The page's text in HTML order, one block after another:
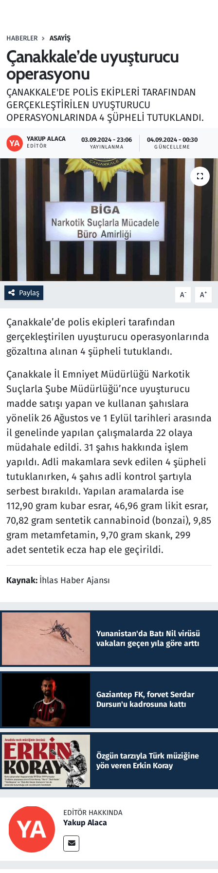
HABERLER ASAYIŞ
Çanakkale’de uyuşturucu
operasyonu
ÇANAKKALE'DE POLİS EKİPLERİ TARAFINDAN
GERÇEKLEŞTİRİLEN UYUŞTURUCU
OPERASYONLARINDA 4 ŞÜPHELİ TUTUKLANDI.
YAKUP ALACA
EDITÖR
03.09.2024 - 23:06
YAYINLANMA
04.09.2024 - 00:30
GÜNCELLEME
Paylaş A- A+
Çanakkale’de polis ekipleri tarafından
gerçekleştirilen uyuşturucu operasyonlarında
gözaltına alınan 4 şüpheli tutuklandı.
Çanakkale İl Emniyet Müdürlüğü Narkotik
Suçlarla Şube Müdürlüğü’nce uyuşturucu
madde satışı yapan ve kullanan şahıslara
yönelik 26 Ağustos ve 1 Eylül tarihleri arasında
il genelinde yapılan çalışmalarda 22 olaya
müdahale edildi. 31 şahıs hakkında işlem
yapıldı. Adli makamlara sevk edilen 4 şüpheli
tutuklanırken, 4 şahıs adli kontrol şartıyla
serbest bırakıldı. Yapılan aramalarda ise
112,90 gram kubar esrar, 46,96 gram likit esrar,
70,82 gram sentetik cannabinoid (bonzai), 9,85
gram metamfetamin, 9,70 gram skank, 299
adet sentetik ecza hap ele geçirildi.
Kaynak: İhlas Haber Ajansı
Yunanistan'da Batı Nil virüsü
vakaları geçen yıla göre arttı
Gaziantep FK, forvet Serdar
Dursun'u kadrosuna kattı
Özgün tarzıyla Türk müziğine
yön veren Erkin Koray
EDITÖR HAKKINDA
Yakup Alaca
Haber
Kurumsal Haberler
Lezzet Durağı
Memur ve Kamu
Otomobil
Ramazan
Resmi İlanlar
Rüya Tabirleri
Sağlık
Savunma Sanayi
Seçim 2023
Teknoloji ve Bilim
Televizyon